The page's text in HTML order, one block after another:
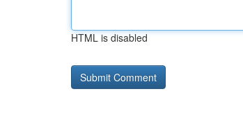
HTML is disabled